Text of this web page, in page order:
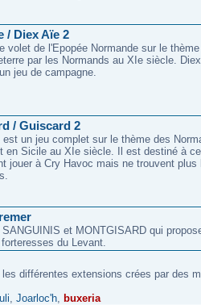
/ Diex Aïe 2
volet de l'Epopée Normande sur le
par les Normands au XIe siècle.
jeu de campagne.
/ Guiscard 2
est un jeu complet sur le thème des
en Sicile au XIe siècle. Il est destiné à
jouer à Cry Havoc mais ne trouvent
et MONTGISARD qui
du Levant.
différentes extensions crées par des
, Joarloc'h, buxeria